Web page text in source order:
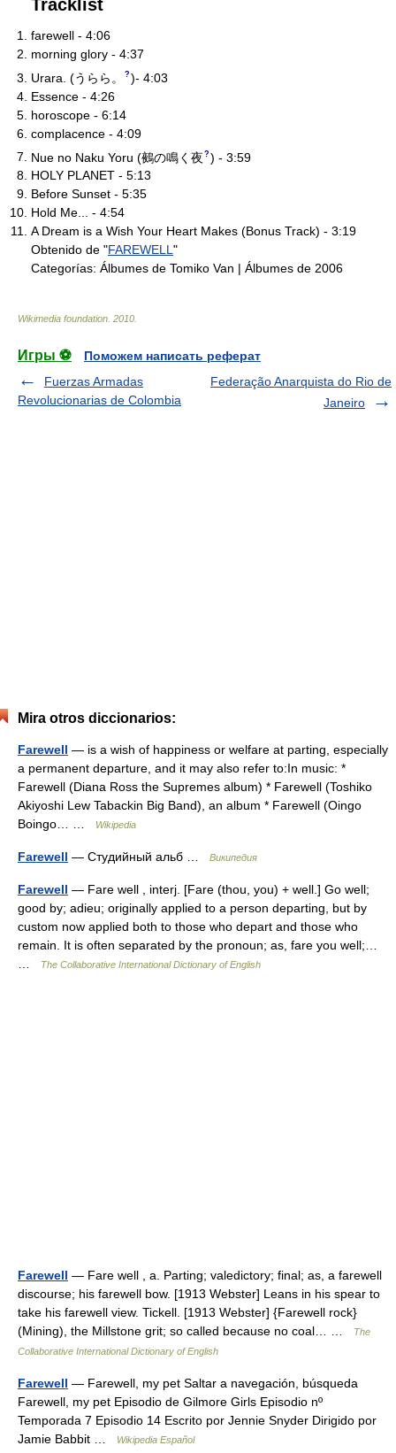
Tracklist
farewell - 4:06
morning glory - 4:37
Urara. (うらら。 ? )- 4:03
Essence - 4:26
horoscope - 6:14
complacence - 4:09
Nue no Naku Yoru (鵺の鳴く夜 ? ) - 3:59
HOLY PLANET - 5:13
Before Sunset - 5:35
Hold Me... - 4:54
A Dream is a Wish Your Heart Makes (Bonus Track) - 3:19
Obtenido de "FAREWELL"
Categorías: Álbumes de Tomiko Van | Álbumes de 2006
Wikimedia foundation 2010
Игры ⚽
Поможем написать реферат
Fuerzas Armadas
Revolucionarias de Colombia
Federação Anarquista do Rio de
Janeiro
Mira otros diccionarios:
Farewell — is a wish of happiness or welfare at parting, especially
a permanent departure, and it may also refer to:In music: *
Farewell (Diana Ross the Supremes album) * Farewell (Toshiko
Akiyoshi Lew Tabackin Big Band), an album * Farewell (Oingo
Boingo… …
Wikipedia
Farewell — Студийный альб … Википедия
Farewell — Fare well , interj. [Fare (thou, you) + well.] Go well;
good by; adieu; originally applied to a person departing, but by
custom now applied both to those who depart and those who
remain. It is often separated by the pronoun; as, fare you well;…
…
The Collaborative International Dictionary of English
Farewell — Fare well , a. Parting; valedictory; final; as, a farewell
discourse; his farewell bow. [1913 Webster] Leans in his spear to
take his farewell view. Tickell. [1913 Webster] {Farewell rock}
(Mining), the Millstone grit; so called because no coal… …
The
Collaborative International Dictionary of English
Farewell — Farewell, my pet Saltar a navegación, búsqueda
Farewell, my pet Episodio de Gilmore Girls Episodio nº
Temporada 7 Episodio 14 Escrito por Jennie Snyder Dirigido por
Jamie Babbit …
Wikipedia Español